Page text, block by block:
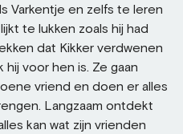
Varkentje en zelfs te leren
te lukken zoals hij had
dat Kikker verdwenen
voor hen is. Ze gaan
vriend en doen er alles
Langzaam ontdekt
kan wat zijn vrienden